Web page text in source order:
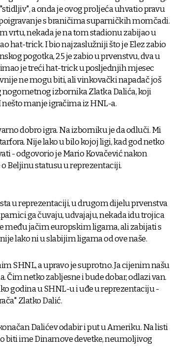
a onda je ovog proljeća uhvatio pravu
s braničima suparničkih momčadi.
vrtu, nekada je na tom stadionu zabijao u
hat-trick. I bio najzaslužniji što je Elez zabio
pogotka, 25 je zabio u prvenstvu, dva u
je treći hat-trick u posljednjih mjesec
ne mogu biti, ali vinkovački napadač još
izbornika Zlatka Dalića, koji
manje igračima iz HNL-a.
dobro igra. Na izborniku je da odluči. Mi
Nije lako u bilo kojoj ligi, kad god netko
- odgovorio je Mario Kovačević nakon
Beljinu statusu u reprezentaciji.
u reprezentaciji, u drugom dijelu prvenstva
ga čuvaju, udvajaju, nekada idu trojica
među jačim europskim ligama, ali zabijati s
lako ni u slabijim ligama od ove naše.
SHNL, a upravo je suprotno. Ja cijenim našu
Čim netko zabljesne i bude dobar, odlazi van.
godina u SHNL-u i uđe u reprezentaciju -
Zlatko Dalić.
Dalićev odabir i put u Ameriku. Na listi
biti ime Dinamove devetke, neumoljivog